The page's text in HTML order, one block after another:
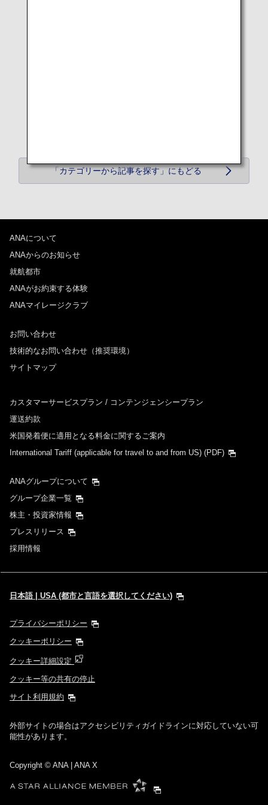
「カテゴリーから記事を探す」にもどる
ANAについて
ANAからのお知らせ
就航都市
ANAがお約束する体験
ANAマイレージクラブ
お問い合わせ
技術的なお問い合わせ（推奨環境）
サイトマップ
カスタマーサービスプラン / コンテンジェンシープラン
運送約款
米国発着便に適用となる料金に関するご案内
International Tariff (applicable for travel to and from US) (PDF)
ANAグループについて
グループ企業一覧
株主・投資家情報
プレスリリース
採用情報
日本語 | USA (都市と言語を選択してください)
プライバシーポリシー
クッキーポリシー
クッキー詳細設定
クッキー等の共有の停止
サイト利用規約
外部サイトの場合はアクセシビリティガイドラインに対応していない可
能性があります。
Copyright © ANA | ANA X